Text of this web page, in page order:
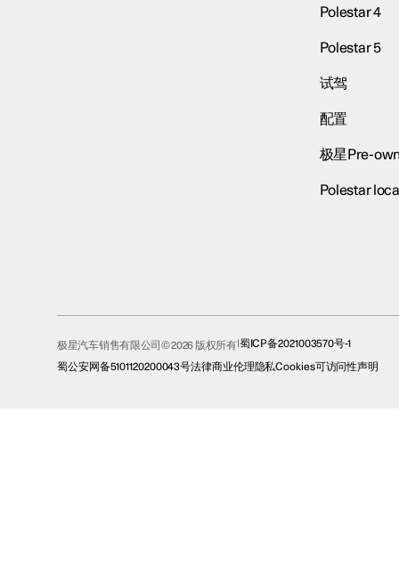
Polestar 4
Polestar 5
试驾
配置
极星Pre-
Polestar
极星汽车销售有限公司© 2026 版权所有 蜀ICP备2021003570号-1
蜀公安网备5101120200043号法律商业伦理隐私Cookies可访问性声明